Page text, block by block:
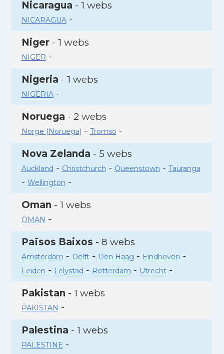
Nicaragua - 1 webs
NICARAGUA-
Niger- 1 webs
NIGER -
Nigeria - 1 webs
NIGERIA-
Noruega - 2 webs
Norge (Noruega) - Tromso -
Nova Zelanda - 5 webs
Auckland - Christchurch - Queenstown - Tauranga
- Wellington -
Oman - 1 webs
OMAN -
Països Baixos - 8 webs
Amsterdam - Delft- Den Haag - Eindhoven -
Leiden - Lelystad - Rotterdam - Utrecht-
Pakistan - 1 webs
PAKISTAN -
Palestina - 1 webs
PALESTINE -